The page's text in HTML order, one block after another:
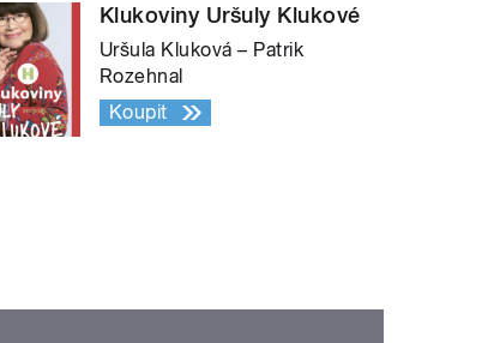
Klukoviny Uršuly Klukové
Uršula Kluková – Patrik
Rozehnal
Koupit